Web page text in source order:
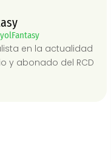
en la actualidad
y abonado del RCD